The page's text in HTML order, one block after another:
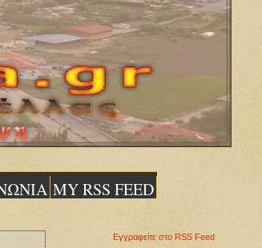
MY RSS FEED
Εγγραφείτε στο RSS Feed